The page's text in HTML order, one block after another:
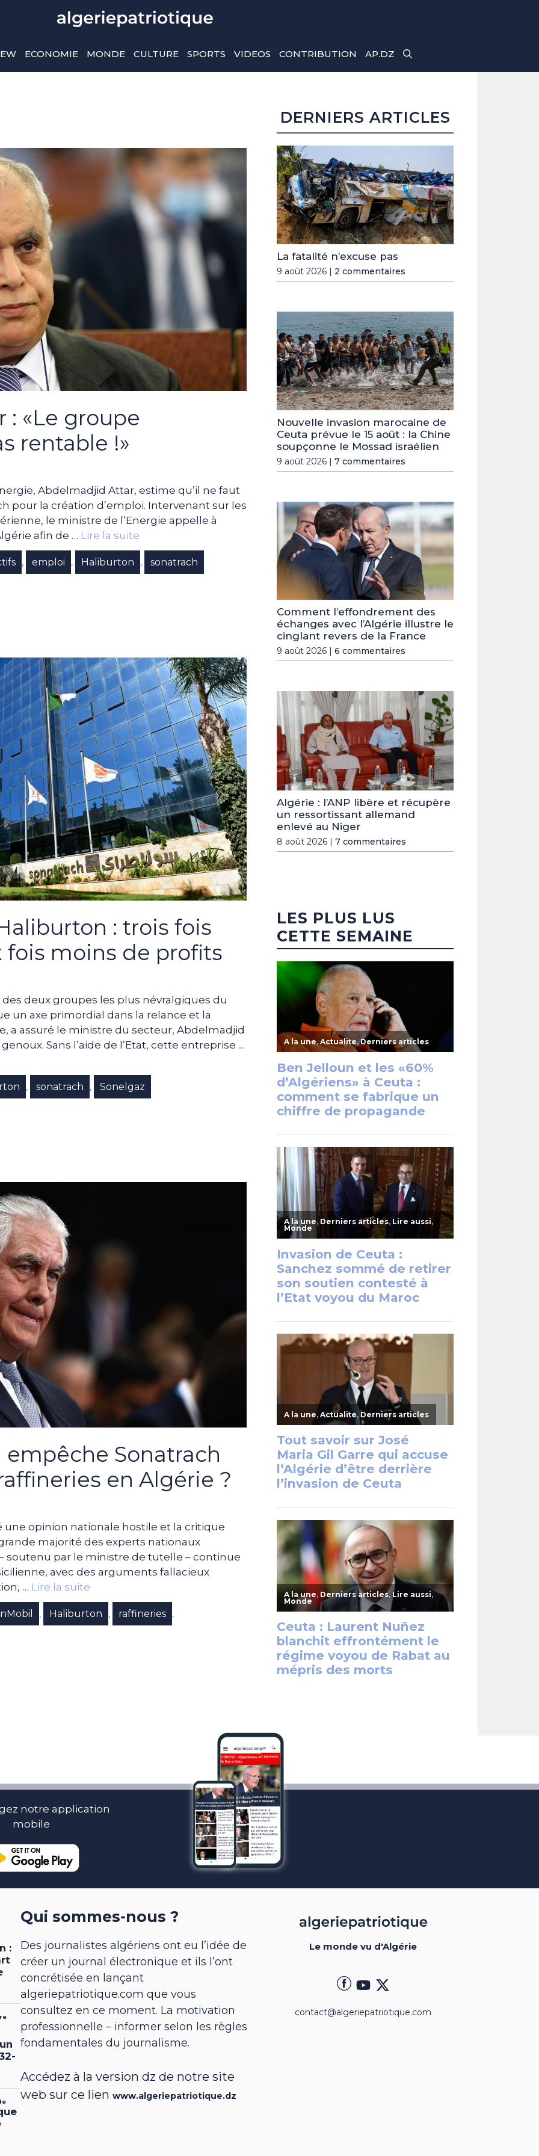
ECONOMIE MONDE CULTURE SPORTS VIDEOS CONTRIBUTION AP.DZ
«Le groupe
rentable !»
Abdelmadjid Attar, estime qu’il ne faut
pour la création d’emploi. Intervenant sur les
le ministre de l’Energie appelle à
afin de … Lire la suite
, emploi , Haliburton , sonatrach
: trois fois
fois moins de profits
des deux groupes les plus névralgiques du
un axe primordial dans la relance et la
a assuré le ministre du secteur, Abdelmadjid
Sans l’aide de l’Etat, cette entreprise …
, sonatrach , Sonelgaz
Sonatrach
en Algérie ?
une opinion nationale hostile et la critique
majorité des experts nationaux
soutenu par le ministre de tutelle – continue
avec des arguments fallacieux
… Lire la suite
, Haliburton , raffineries ,
DERNIERS ARTICLES
La fatalité n’excuse pas
9 août 2026 | 2 commentaires
Nouvelle invasion marocaine de
Ceuta prévue le 15 août : la Chine
soupçonne le Mossad israélien
9 août 2026 | 7 commentaires
Comment l’effondrement des
échanges avec l’Algérie illustre le
cinglant revers de la France
9 août 2026 | 6 commentaires
Algérie : l’ANP libère et récupère
un ressortissant allemand
enlevé au Niger
8 août 2026 | 7 commentaires
LES PLUS LUS
CETTE SEMAINE
notre application
mobile
Qui sommes-nous ?
Des journalistes algériens ont eu l’idée de
créer un journal électronique et ils l’ont
concrétisée en lançant
algeriepatriotique.com que vous
consultez en ce moment. La motivation
professionnelle – informer selon les règles
fondamentales du journalisme.
Accédez à la version dz de notre site
web sur ce lienwww.algeriepatriotique.dz
Le monde vu d'Algérie
contact@algeriepatriotique.com